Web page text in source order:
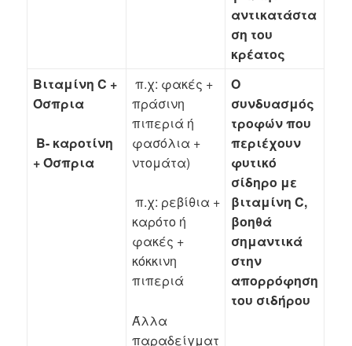
αντικατάστα
ση του
κρέατος
Βιταμίνη C +
Όσπρια
Β- καροτίνη
+ Όσπρια
π.χ: φακές +
πράσινη
πιπεριά ή
φασόλια +
ντομάτα)
π.χ: ρεβίθια +
καρότο ή
φακές +
κόκκινη
πιπεριά
Άλλα
παραδείγματ
Ο
συνδυασμός
τροφών που
περιέχουν
φυτικό
σίδηρο με
βιταμίνη C,
βοηθά
σημαντικά
στην
απορρόφηση
του σιδήρου